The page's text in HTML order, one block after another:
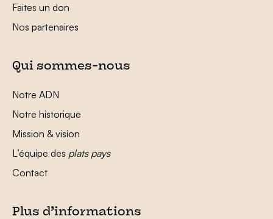
Faites un don
Nos partenaires
Qui sommes-nous
Notre ADN
Notre historique
Mission & vision
L’équipe des plats pays
Contact
Plus d’informations